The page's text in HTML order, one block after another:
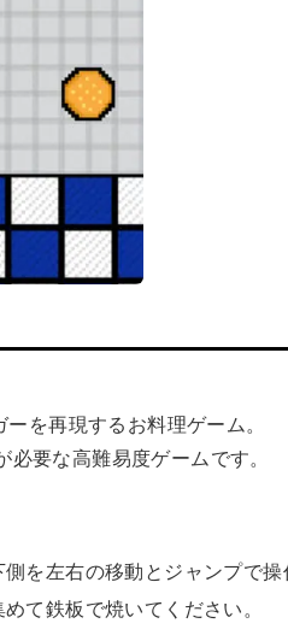
を再現するお料理ゲーム。
要な高難易度ゲームです。
を左右の移動とジャンプで操
て鉄板で焼いてください。